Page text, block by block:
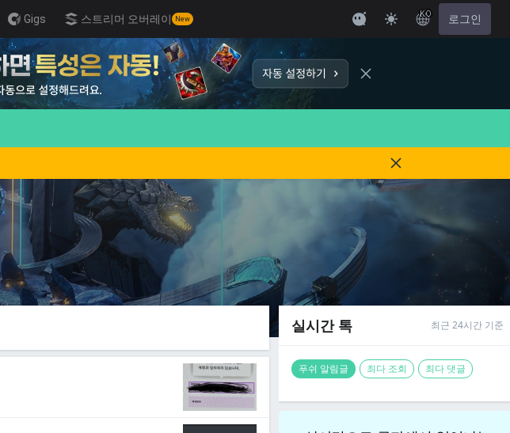
Gigs 스트리머 오버레이 New
KO 로그인
실시간 톡 최근 24시간 기준
푸쉬 알림글 최다 조회 최다 댓글